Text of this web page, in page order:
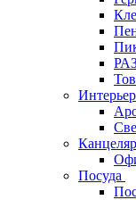
Интерьер
Посуда